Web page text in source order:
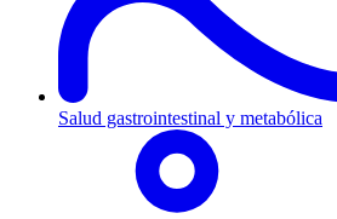
Salud gastrointestinal y metabólica